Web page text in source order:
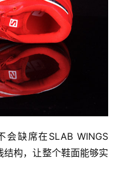
会缺席在SLAB WINGS
构，让整个鞋面能够实